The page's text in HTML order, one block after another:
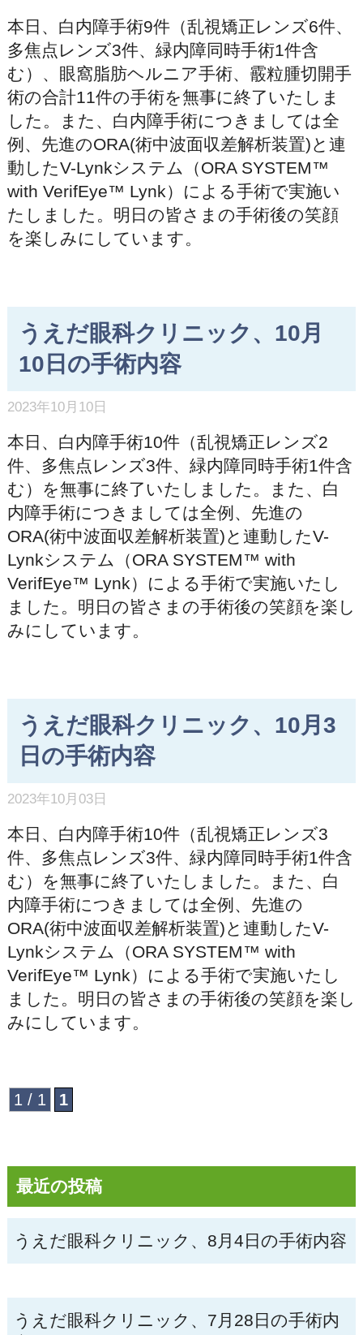
最近の投稿
うえだ眼科クリニック、8月4日の手術内容
うえだ眼科クリニック、7月28日の手術内
本日、白内障手術9件（乱視矯正レンズ6件、
多焦点レンズ3件、緑内障同時手術1件含
む）、眼窩脂肪ヘルニア手術、霰粒腫切開手
術の合計11件の手術を無事に終了いたしま
した。また、白内障手術につきましては全
例、先進のORA(術中波面収差解析装置)と連
動したV-Lynkシステム（ORA SYSTEM™
with VerifEye™ Lynk）による手術で実施い
たしました。明日の皆さまの手術後の笑顔
を楽しみにしています。
うえだ眼科クリニック、10月
10日の手術内容
2023年10月10日
本日、白内障手術10件（乱視矯正レンズ2
件、多焦点レンズ3件、緑内障同時手術1件含
む）を無事に終了いたしました。また、白
内障手術につきましては全例、先進の
ORA(術中波面収差解析装置)と連動したV-
Lynkシステム（ORA SYSTEM™ with
VerifEye™ Lynk）による手術で実施いたし
ました。明日の皆さまの手術後の笑顔を楽し
みにしています。
うえだ眼科クリニック、10月3
日の手術内容
2023年10月03日
本日、白内障手術10件（乱視矯正レンズ3
件、多焦点レンズ3件、緑内障同時手術1件含
む）を無事に終了いたしました。また、白
内障手術につきましては全例、先進の
ORA(術中波面収差解析装置)と連動したV-
Lynkシステム（ORA SYSTEM™ with
VerifEye™ Lynk）による手術で実施いたし
ました。明日の皆さまの手術後の笑顔を楽し
みにしています。
1 / 1 1